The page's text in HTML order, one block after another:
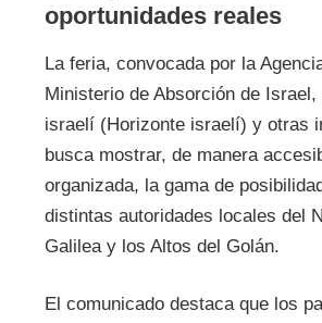
oportunidades reales
La feria, convocada por la
Ministerio de Absorción de Israel,
israelí (Horizonte israelí) y otras
busca mostrar, de manera
organizada, la gama de
distintas autoridades locales del
Galilea y los Altos del Golán.
El comunicado destaca que los